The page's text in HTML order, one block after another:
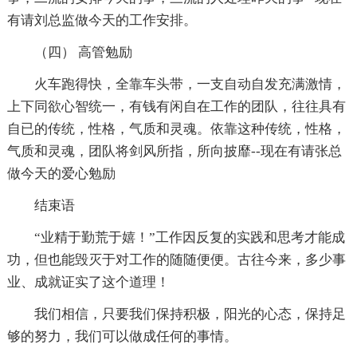
有请刘总监做今天的工作安排。
（四） 高管勉励
火车跑得快，全靠车头带，一支自动自发充满激情，
上下同欲心智统一，有钱有闲自在工作的团队，往往具有
自已的传统，性格，气质和灵魂。依靠这种传统，性格，
气质和灵魂，团队将剑风所指，所向披靡--现在有请张总
做今天的爱心勉励
结束语
“业精于勤荒于嬉！”工作因反复的实践和思考才能成
功，但也能毁灭于对工作的随随便便。古往今来，多少事
业、成就证实了这个道理！
我们相信，只要我们保持积极，阳光的心态，保持足
够的努力，我们可以做成任何的事情。